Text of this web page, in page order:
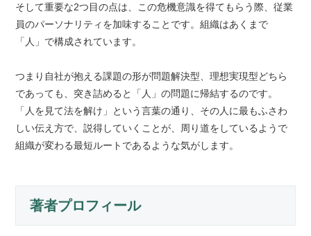
そして重要な2つ目の点は、この危機意識を得てもらう際、従業
員のパーソナリティを加味することです。組織はあくまで
「人」で構成されています。
つまり自社が抱える課題の形が問題解決型、理想実現型どちら
であっても、突き詰めると「人」の問題に帰結するのです。
「人を見て法を解け」という言葉の通り、その人に最もふさわ
しい伝え方で、説得していくことが、周り道をしているようで
組織が変わる最短ルートであるような気がします。
著者プロフィール